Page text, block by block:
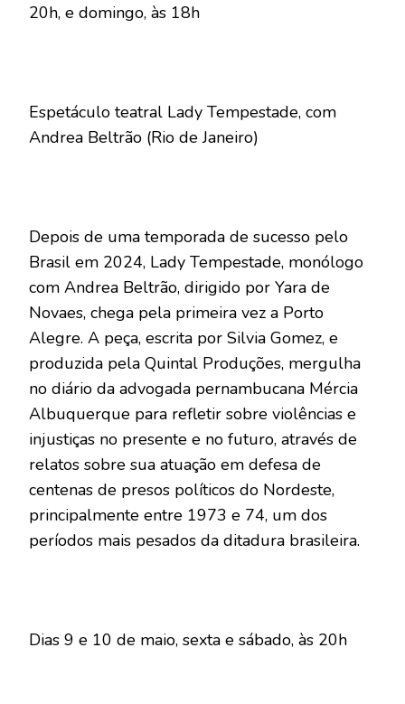
20h, e domingo, às 18h
Espetáculo teatral Lady Tempestade, com
Andrea Beltrão (Rio de Janeiro)
Depois de uma temporada de sucesso pelo
Brasil em 2024, Lady Tempestade, monólogo
com Andrea Beltrão, dirigido por Yara de
Novaes, chega pela primeira vez a Porto
Alegre. A peça, escrita por Silvia Gomez, e
produzida pela Quintal Produções, mergulha
no diário da advogada pernambucana Mércia
Albuquerque para refletir sobre violências e
injustiças no presente e no futuro, através de
relatos sobre sua atuação em defesa de
centenas de presos políticos do Nordeste,
principalmente entre 1973 e 74, um dos
períodos mais pesados da ditadura brasileira.
Dias 9 e 10 de maio, sexta e sábado, às 20h